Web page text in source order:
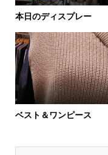
本日のディスプレー
ベスト＆ワンピース